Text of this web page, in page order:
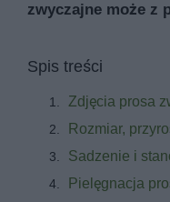
zwyczajne może z
Spis treści
Zdjęcia prosa
Rozmiar,
Sadzenie i
Pielęgnacja